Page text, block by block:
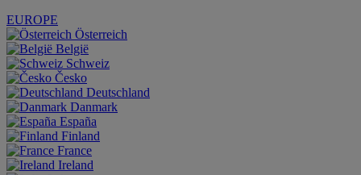
EUROPE
Österreich
België
Schweiz
Česko
Deutschland
Danmark
España
Finland
France
Ireland